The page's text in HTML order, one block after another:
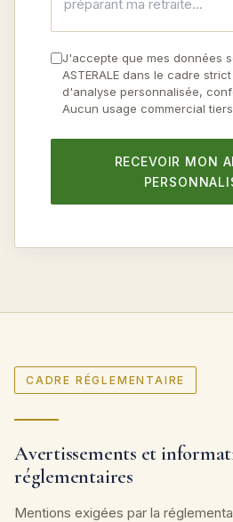
J'accepte que mes données
ASTERALE dans le cadre
d'analyse personnalisée,
Aucun usage commercial
RECEVOIR MON
CADRE RÉGLEMENTAIRE
Avertissements et
réglementaires
Mentions exigées par la